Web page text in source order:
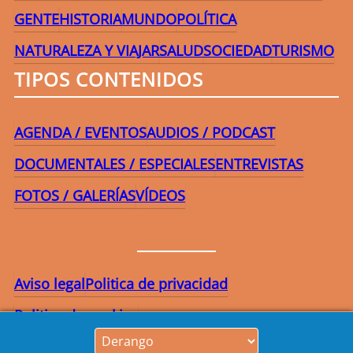
GENTEHISTORIAMUNDOPOLÍTICA
NATURALEZA Y VIAJARSALUDSOCIEDADTURISMO
TIPOS CONTENIDOS
AGENDA / EVENTOSAUDIOS / PODCAST
DOCUMENTALES / ESPECIALESENTREVISTAS
FOTOS / GALERÍASVÍDEOS
Aviso legalPolitica de privacidad
Politica de cookies